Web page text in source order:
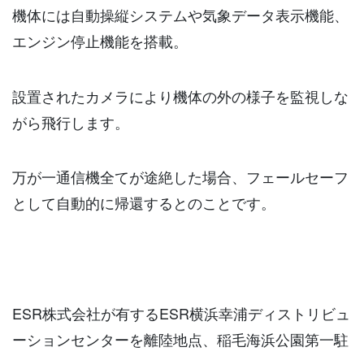
機体には自動操縦システムや気象データ表示機能、
エンジン停止機能を搭載。
設置されたカメラにより機体の外の様子を監視しな
がら飛行します。
万が一通信機全てが途絶した場合、フェールセーフ
として自動的に帰還するとのことです。
ESR株式会社が有するESR横浜幸浦ディストリビュ
ーションセンターを離陸地点、稲毛海浜公園第一駐